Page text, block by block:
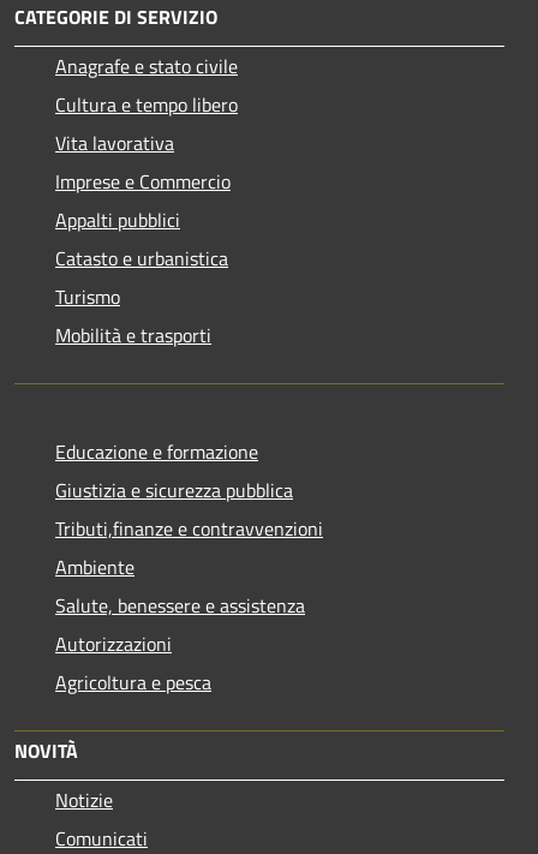
CATEGORIE DI SERVIZIO
Anagrafe e stato civile
Cultura e tempo libero
Vita lavorativa
Imprese e Commercio
Appalti pubblici
Catasto e urbanistica
Turismo
Mobilità e trasporti
Educazione e formazione
Giustizia e sicurezza pubblica
Tributi,finanze e contravvenzioni
Ambiente
Salute, benessere e assistenza
Autorizzazioni
Agricoltura e pesca
NOVITÀ
Notizie
Comunicati